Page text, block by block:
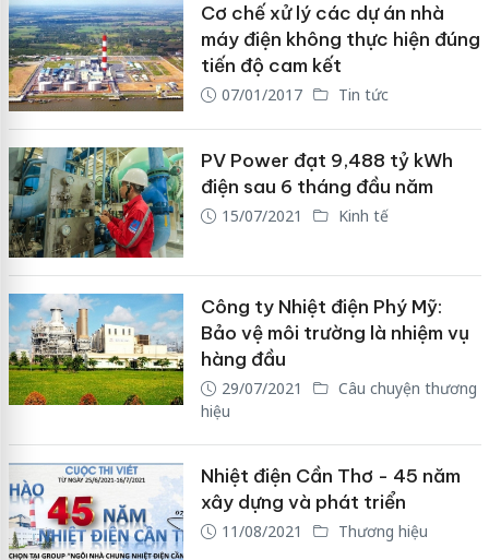
Cơ chế xử lý các dự án nhà
máy điện không thực hiện đúng
tiến độ cam kết
07/01/2017 Tin tức
PV Power đạt 9,488 tỷ kWh
điện sau 6 tháng đầu năm
15/07/2021 Kinh tế
Công ty Nhiệt điện Phý Mỹ:
Bảo vệ môi trường là nhiệm vụ
hàng đầu
29/07/2021
Câu chuyện thương
hiệu
Nhiệt điện Cần Thơ - 45 năm
xây dựng và phát triển
11/08/2021 Thương hiệu